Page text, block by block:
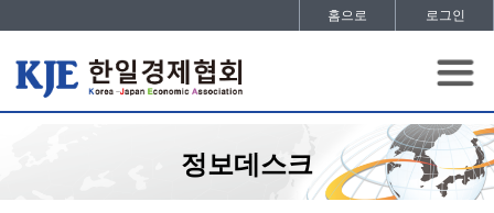
홈으로 로그인
정보데스크